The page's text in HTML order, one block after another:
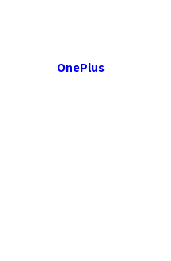
OnePlus